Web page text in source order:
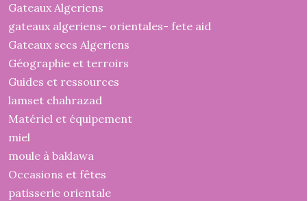
Gateaux Algeriens
gateaux algeriens- orientales- fete aid
Gateaux secs Algeriens
Géographie et terroirs
Guides et ressources
lamset chahrazad
Matériel et équipement
miel
moule à baklawa
Occasions et fêtes
patisserie orientale